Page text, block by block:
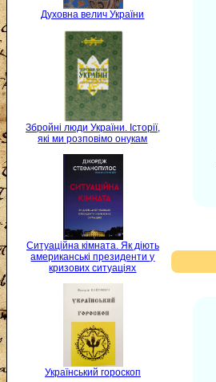
Духовна велич України
Збройні люди України. Історії,
які ми розповімо онукам
Ситуаційна кімната. Як діють
американські президенти у
кризових ситуаціях
Український гороскоп